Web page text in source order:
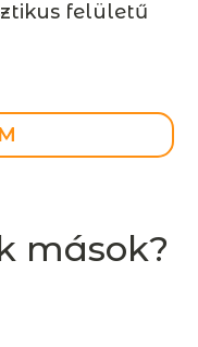
felületű
mások?